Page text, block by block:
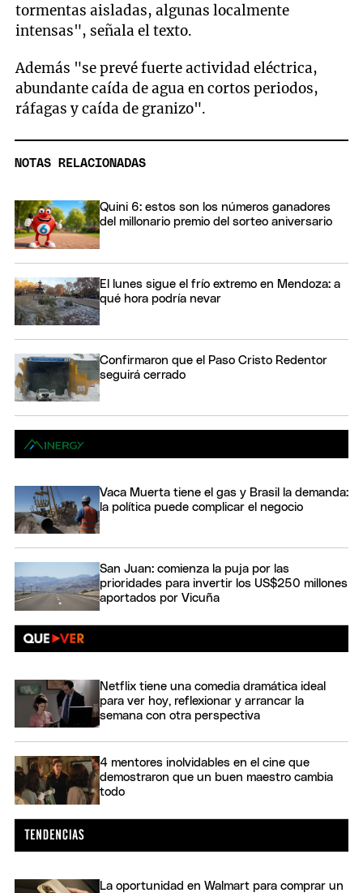
tormentas aisladas, algunas localmente
intensas", señala el texto.
Además "se prevé fuerte actividad eléctrica,
abundante caída de agua en cortos periodos,
ráfagas y caída de granizo".
NOTAS RELACIONADAS
Quini 6: estos son los números ganadores
del millonario premio del sorteo aniversario
El lunes sigue el frío extremo en Mendoza: a
qué hora podría nevar
Confirmaron que el Paso Cristo Redentor
seguirá cerrado
Vaca Muerta tiene el gas y Brasil la demanda:
la política puede complicar el negocio
San Juan: comienza la puja por las
prioridades para invertir los US$250 millones
aportados por Vicuña
Netflix tiene una comedia dramática ideal
para ver hoy, reflexionar y arrancar la
semana con otra perspectiva
4 mentores inolvidables en el cine que
demostraron que un buen maestro cambia
todo
La oportunidad en Walmart para comprar un